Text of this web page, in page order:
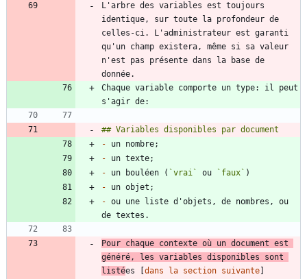
L'arbre des variables est toujours
identique, sur toute la profondeur de
celles-ci. L'administrateur est garanti
qu'un champ existera, même si sa valeur
n'est pas présente dans la base de
Chaque variable comporte un type: il peut
-
-
- un bouléen ( `vrai` ou `faux`
-
- ou une liste d'objets, de nombres, ou
Pour chaque contexte où un document est
généré, les variables disponibles sont
listées [ dans la section suivante